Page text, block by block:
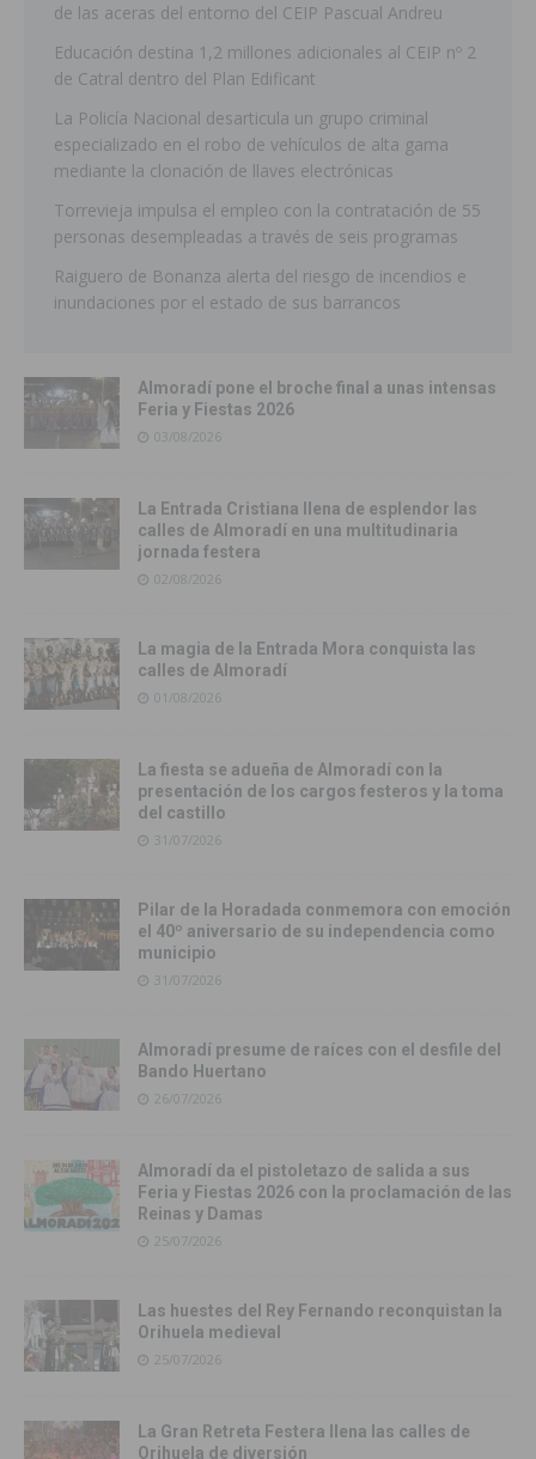
de las aceras del entorno del CEIP Pascual Andreu
Educación destina 1,2 millones adicionales al CEIP nº 2
de Catral dentro del Plan Edificant
La Policía Nacional desarticula un grupo criminal
especializado en el robo de vehículos de alta gama
mediante la clonación de llaves electrónicas
Torrevieja impulsa el empleo con la contratación de 55
personas desempleadas a través de seis programas
Raiguero de Bonanza alerta del riesgo de incendios e
inundaciones por el estado de sus barrancos
Almoradí pone el broche final a unas intensas
Feria y Fiestas 2026
03/08/2026
La Entrada Cristiana llena de esplendor las
calles de Almoradí en una multitudinaria
jornada festera
02/08/2026
La magia de la Entrada Mora conquista las
calles de Almoradí
01/08/2026
La fiesta se adueña de Almoradí con la
presentación de los cargos festeros y la toma
del castillo
31/07/2026
Pilar de la Horadada conmemora con emoción
el 40º aniversario de su independencia como
municipio
31/07/2026
Almoradí presume de raíces con el desfile del
Bando Huertano
26/07/2026
Almoradí da el pistoletazo de salida a sus
Feria y Fiestas 2026 con la proclamación de las
Reinas y Damas
25/07/2026
Las huestes del Rey Fernando reconquistan la
Orihuela medieval
25/07/2026
La Gran Retreta Festera llena las calles de
Orihuela de diversión